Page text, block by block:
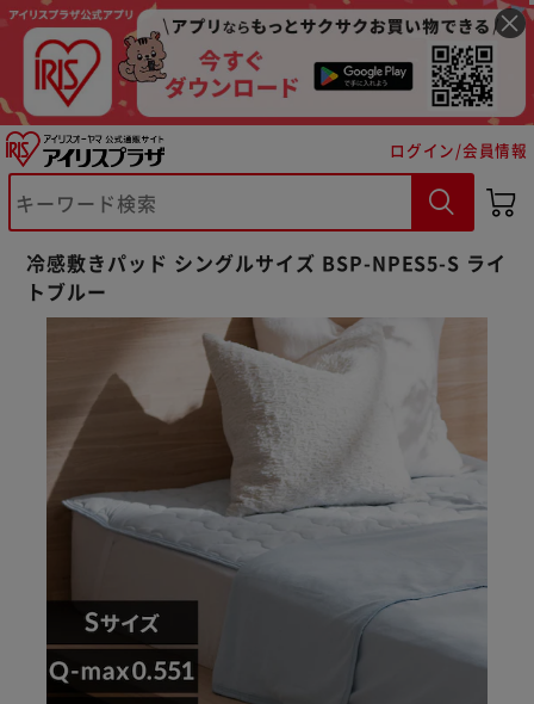
ログイン/会員情報
冷感敷きパッド シングルサイズ BSP-NPES5-S ライ
トブルー